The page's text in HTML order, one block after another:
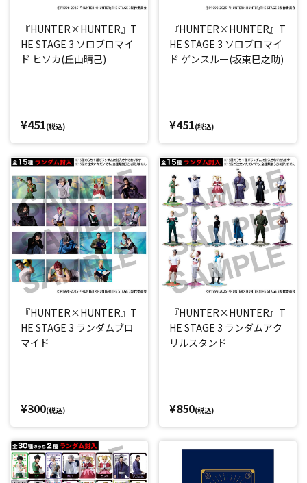
『HUNTER×HUNTER』T
HE STAGE 3 ソロブロマイ
ド ヒソカ(丘山晴己)
¥451(税込)
『HUNTER×HUNTER』T
HE STAGE 3 ソロブロマイ
ド ゲンスルー(坂東巳之助)
¥451(税込)
『HUNTER×HUNTER』T
HE STAGE 3 ランダムブロ
マイド
¥300(税込)
『HUNTER×HUNTER』T
HE STAGE 3 ランダムアク
リルスタンド
¥850(税込)